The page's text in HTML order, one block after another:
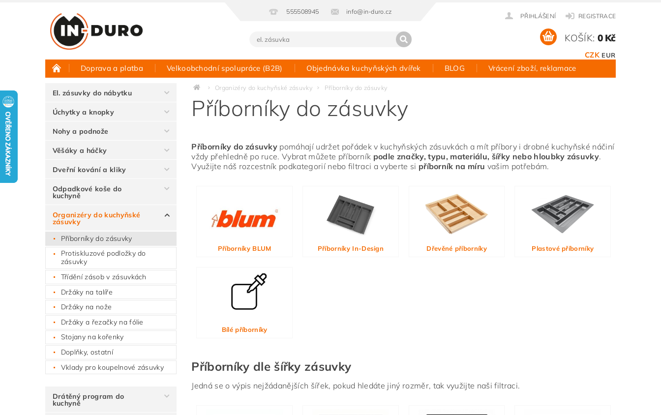
555508945 info@in-duro.cz
PŘIHLÁŠENÍ REGISTRACE
CZK EUR
KOŠÍK: 0 Kč
Doprava a platba Velkoobchodní spolupráce (B2B) Objednávka kuchyňských dvířek BLOG Vrácení zboží, reklamace
Půjčovna vzorků Hodnocení obchodu Kontakt
El. zásuvky do nábytku
Úchytky a knopky
Nohy a podnože
Věšáky a háčky
Dveřní kování a kliky
Odpadkové koše do
kuchyně
Organizéry do kuchyňské
zásuvky
Příborníky do zásuvky
Protiskluzové podložky do
zásuvky
Třídění zásob v zásuvkách
Držáky na talíře
Držáky na nože
Držáky a řezačky na fólie
Stojany na kořenky
Doplňky, ostatní
Vklady pro koupelnové zásuvky
Drátěný program do
kuchyně
Organizéry do kuchyňské zásuvky Příborníky do zásuvky
Příborníky do zásuvky
Příborníky do zásuvky pomáhají udržet pořádek v kuchyňských zásuvkách a mít příbory i drobné kuchyňské náčiní
vždy přehledně po ruce.Vybrat můžete příborník podle značky, typu, materiálu, šířky nebo hloubky zásuvky.
Využijte náš rozcestník podkategorií nebo filtraci a vyberte si příborník na míru vašim potřebám.
Příborníky BLUM Příborníky In-Design Dřevěné příborníky Plastové příborníky
Bílé příborníky
Příborníky dle šířky zásuvky
Jedná se o výpis nejžádanějších šířek, pokud hledáte jiný rozměr, tak využijte naši filtraci.